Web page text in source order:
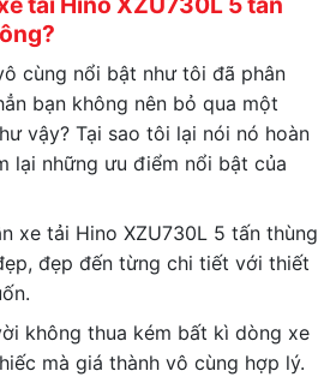
cùng nổi bật như tôi đã phân
bạn không nên bỏ qua một
vậy? Tại sao tôi lại nói nó hoàn
lại những ưu điểm nổi bật của
xe tải Hino XZU730L 5 tấn thùng
đẹp đến từng chi tiết với thiết
không thua kém bất kì dòng xe
mà giá thành vô cùng hợp lý.